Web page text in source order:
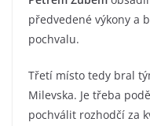
předvedené výkony a
pochvalu.
Třetí místo tedy bral
Milevska. Je třeba
pochválit rozhodčí za